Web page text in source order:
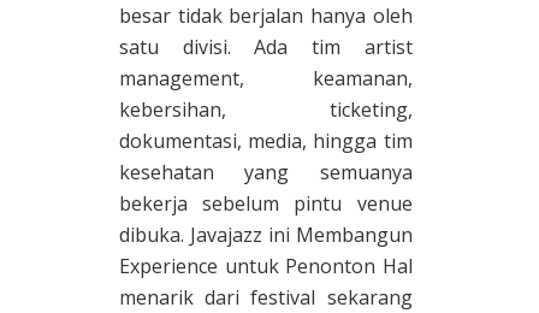
besar tidak berjalan hanya oleh
satu divisi. Ada tim artist
management, keamanan,
kebersihan, ticketing,
dokumentasi, media, hingga tim
kesehatan yang semuanya
bekerja sebelum pintu venue
dibuka. Javajazz ini Membangun
Experience untuk Penonton Hal
menarik dari festival sekarang